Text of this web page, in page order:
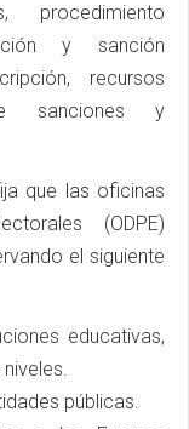
procedimiento
y sanción
recursos
sanciones y
que las oficinas
(ODPE)
el siguiente
educativas,
públicas.